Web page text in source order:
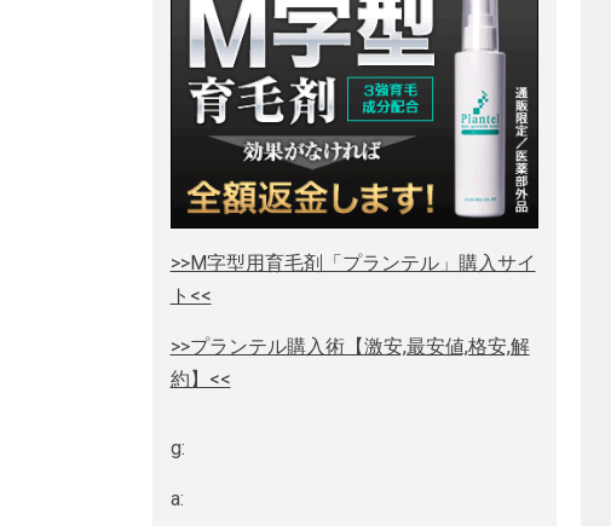
>>M字型用育毛剤「プランテル」購入サイ
ト<<
>>プランテル購入術【激安,最安値,格安,解
約】<<
g:
a: